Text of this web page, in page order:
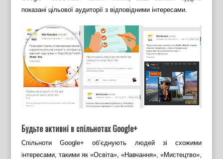
показані цільової аудиторії з відповідними інтересами.
Будьте активні в спільнотах Google+
Спільноти Google+ об’єднують людей зі схожими
інтересами, такими як «Освіта», «Навчання», «Мистецтво»,